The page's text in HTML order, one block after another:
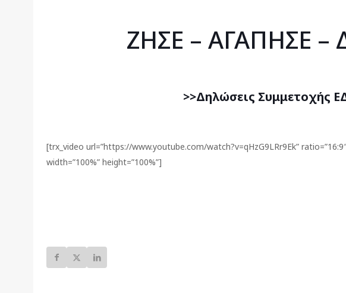
ΖΗΣΕ – ΑΓΑΠΗΣΕ –
>>Δηλώσεις Συμμετοχής
[trx_video url=”https://www.youtube.com/watch?v=qHzG9LRr9Ek”
width=”100%” height=”100%”]